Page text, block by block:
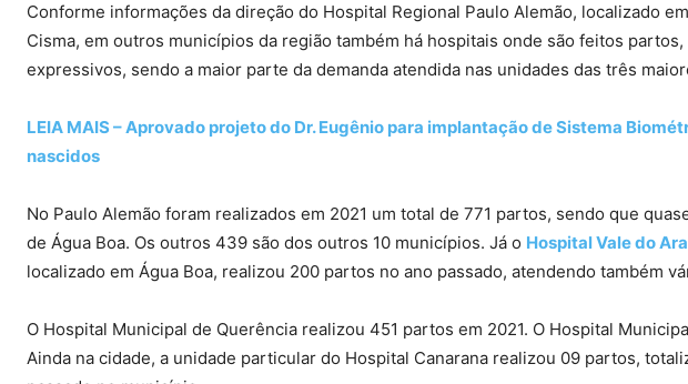
Conforme informações da direção do Hospital Regional Paulo Alemão, localizado
Cisma, em outros municípios da região também há hospitais onde são feitos
expressivos, sendo a maior parte da demanda atendida nas unidades das três
LEIA MAIS – Aprovado projeto do Dr. Eugênio para implantação de Sistema
nascidos
No Paulo Alemão foram realizados em 2021 um total de 771 partos, sendo que
de Água Boa. Os outros 439 são dos outros 10 municípios. Já o Hospital Vale do
localizado em Água Boa, realizou 200 partos no ano passado, atendendo também
O Hospital Municipal de Querência realizou 451 partos em 2021. O Hospital
Ainda na cidade, a unidade particular do Hospital Canarana realizou 09 partos,